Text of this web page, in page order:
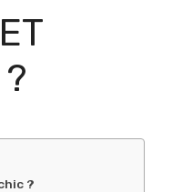
?